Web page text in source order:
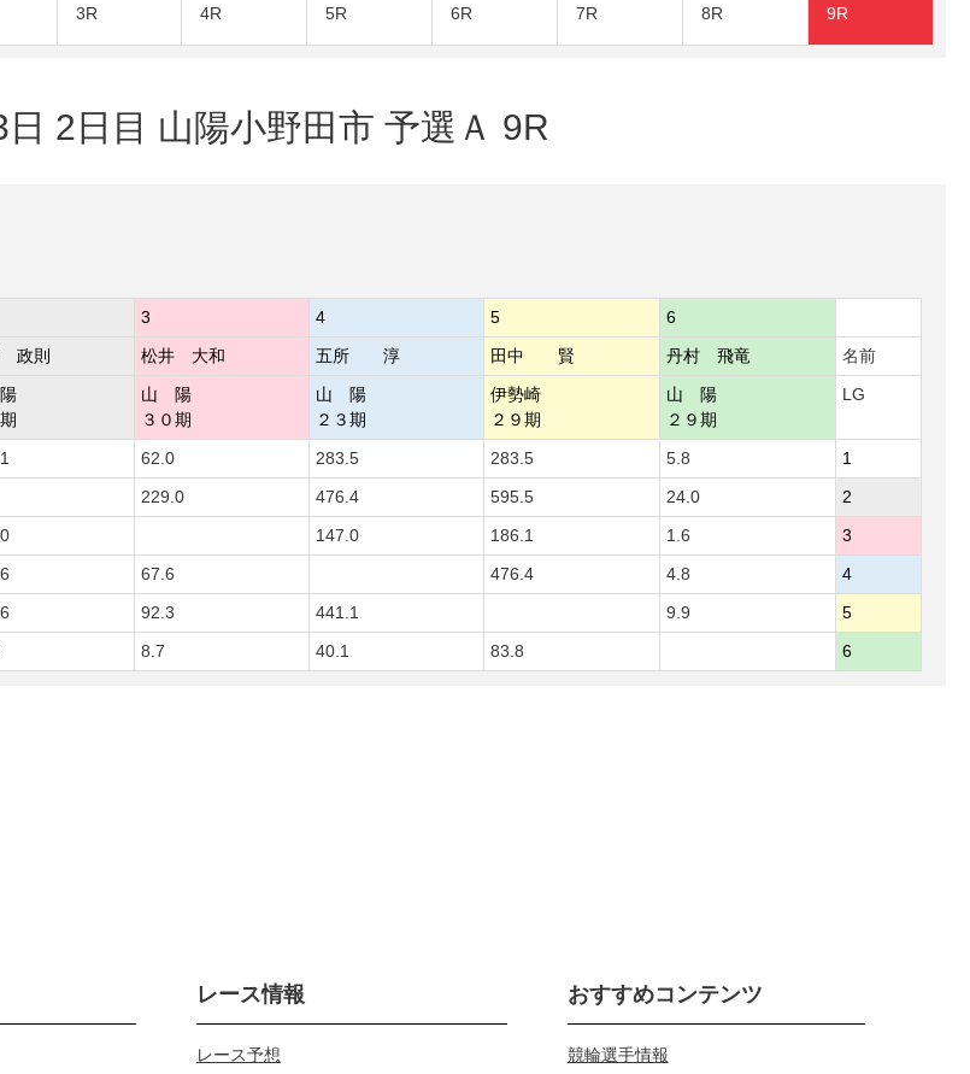
3R 4R 5R 6R 7R 8R 9R
2日目 山陽小野田市 予選Ａ 9R
3 4 5
6
政則 松井 大和 五所 淳 田中 賢 丹村 飛竜
名前
山 陽
３０期
山 陽
２３期
伊勢崎
２９期
山 陽
２９期
LG
62.0 283.5 283.5 5.8
1
229.0 476.4 595.5 24.0
2
147.0 186.1 1.6
3
67.6 476.4 4.8
4
92.3 441.1 9.9
5
8.7 40.1 83.8 6
レース情報
レース予想
おすすめコンテンツ
競輪選手情報